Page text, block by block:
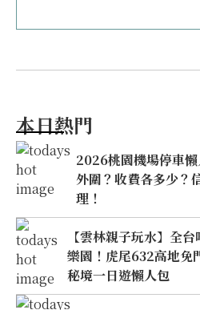
本日熱門
2026桃園機場停車
外圍？收費各多少？
理！
【雲林親子玩水】全
樂園！虎尾632高地免
秘境一日遊懶人包